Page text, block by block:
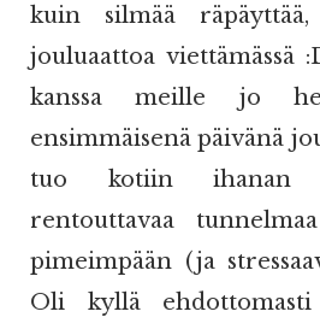
kuin silmää
jouluaattoa viettämässä
kanssa meille jo
ensimmäisenä päivänä
tuo kotiin ihanan
rentouttavaa
pimeimpään (ja
Oli kyllä ehdottomasti